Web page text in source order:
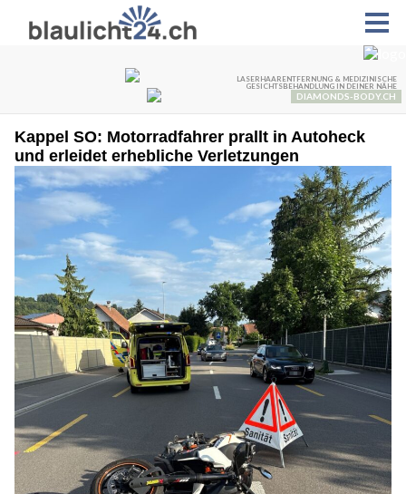
Kappel SO: Motorradfahrer prallt in Autoheck
und erleidet erhebliche Verletzungen